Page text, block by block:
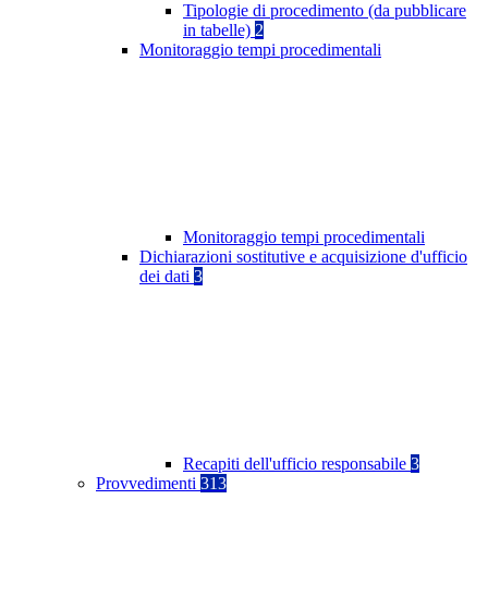
Tipologie di procedimento (da pubblicare
in tabelle) 2
Monitoraggio tempi procedimentali
Monitoraggio tempi procedimentali
Dichiarazioni sostitutive e acquisizione d'ufficio
dei dati 3
Recapiti dell'ufficio responsabile 3
Provvedimenti 313